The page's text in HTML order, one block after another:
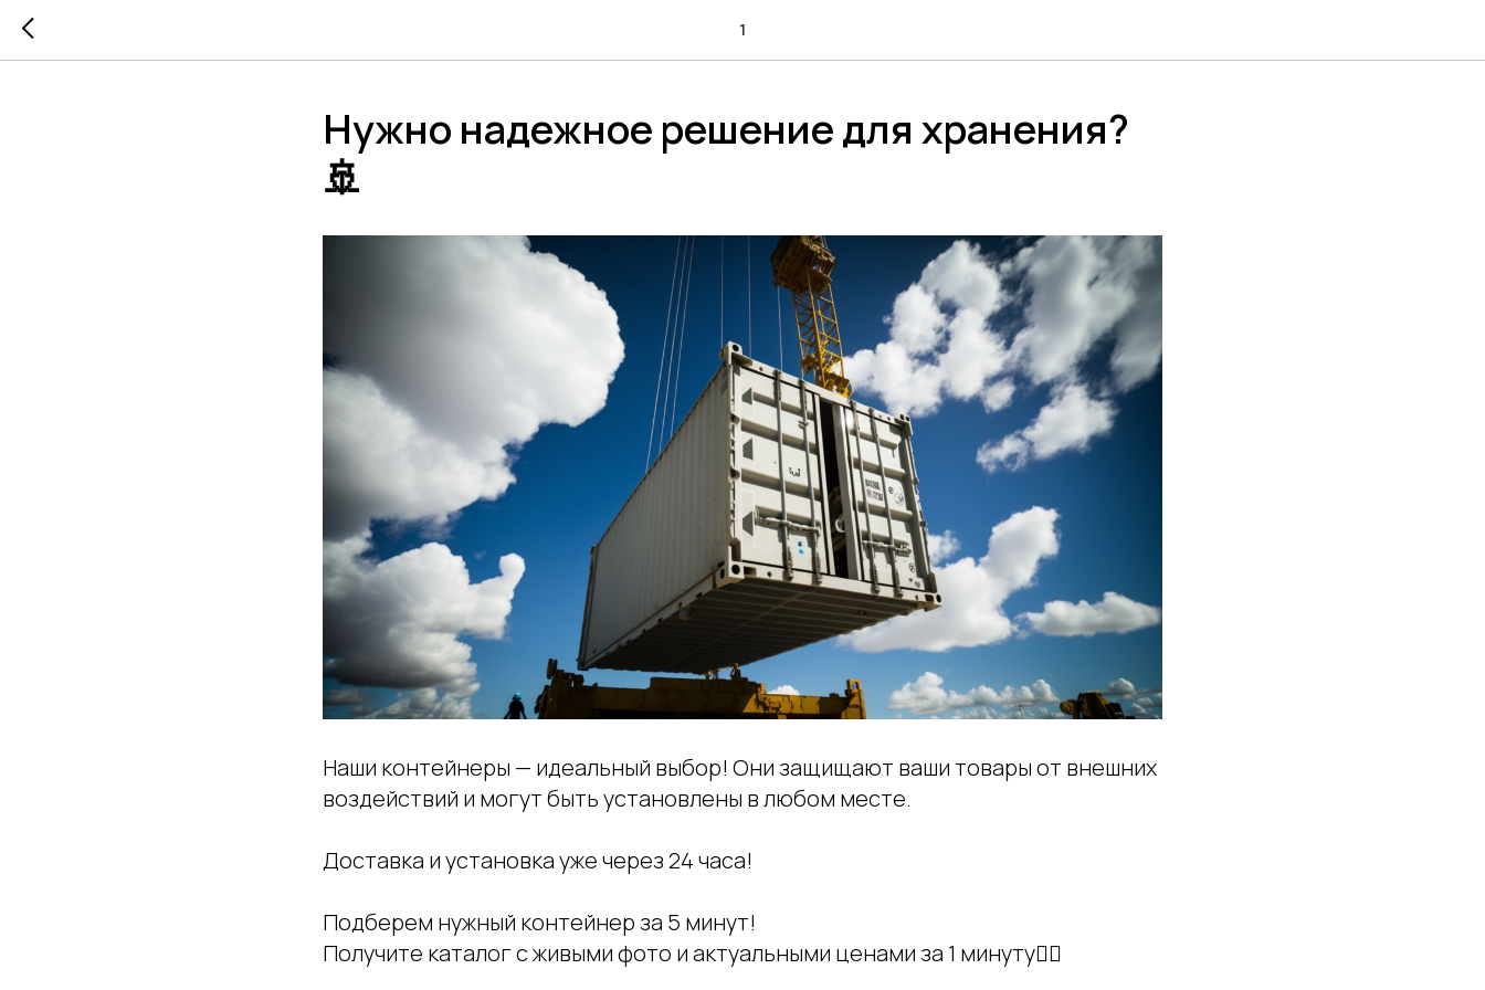
1
Нужно надежное решение для хранения?
🚢
Наши контейнеры — идеальный выбор! Они защищают ваши товары от внешних
воздействий и могут быть установлены в любом месте.
Доставка и установка уже через 24 часа!
Подберем нужный контейнер за 5 минут!
Получите каталог с живыми фото и актуальными ценами за 1 минуту👇🏽